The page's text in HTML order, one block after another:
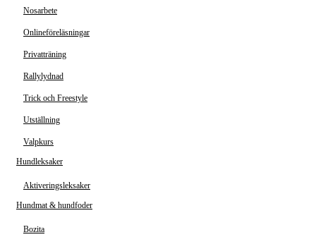
Nosarbete
Onlineföreläsningar
Privatträning
Rallylydnad
Trick och Freestyle
Utställning
Valpkurs
Hundleksaker
Aktiveringsleksaker
Hundmat & hundfoder
Bozita